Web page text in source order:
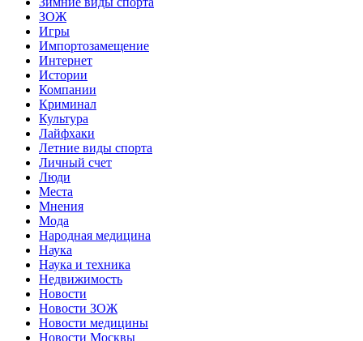
ЗОЖ
Игры
Импортозамещение
Интернет
Истории
Компании
Криминал
Культура
Лайфхаки
Летние виды спорта
Личный счет
Люди
Места
Мнения
Мода
Народная медицина
Наука
Наука и техника
Недвижимость
Новости
Новости ЗОЖ
Новости медицины
Новости Москвы